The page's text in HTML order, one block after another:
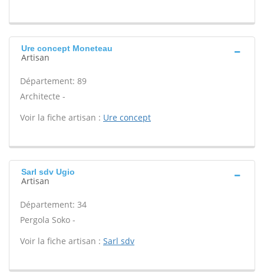
Ure concept Moneteau
Artisan
Département: 89
Architecte -
Voir la fiche artisan : Ure concept
Sarl sdv Ugio
Artisan
Département: 34
Pergola Soko -
Voir la fiche artisan : Sarl sdv